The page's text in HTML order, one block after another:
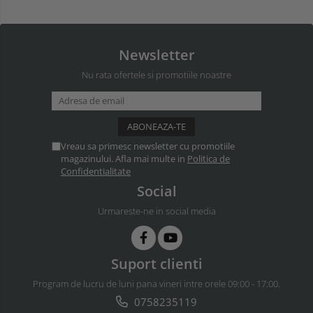
Newsletter
Nu rata ofertele si promotiile noastre
Vreau sa primesc newsletter cu promotiile
magazinului. Afla mai multe in Politica de
Confidentialitate
Social
Urmareste-ne in social media
Suport clienti
Program de lucru de luni pana vineri intre orele 09:00 - 17:00.
0758235119